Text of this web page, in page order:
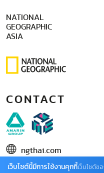
NATIONAL
GEOGRAPHIC
ASIA
CONTACT
ngthai.com
บริษัท เอเอ็มอี อิมเมจิเน
เว็บไซต์นี้มีการใช้งานคุกกี้เว็บไซต์ข